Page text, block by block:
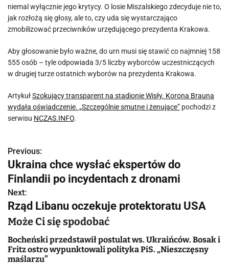
niemal wyłącznie jego krytycy. O losie Miszalskiego zdecyduje nie to,
jak rozłożą się głosy, ale to, czy uda się wystarczająco
zmobilizować przeciwników urzędującego prezydenta Krakowa.
Aby głosowanie było ważne, do urn musi się stawić co najmniej 158
555 osób – tyle odpowiada 3/5 liczby wyborców uczestniczących
w drugiej turze ostatnich wyborów na prezydenta Krakowa.
ArtykułSzokujący transparent na stadionie Wisły. Korona Brauna
wydała oświadczenie. „Szczególnie smutne i żenujące” pochodzi z
serwisu NCZAS.INFO.
N
a
w
i
a
Previous:
Ukraina chce wysłać ekspertów do
Finlandii po incydentach z dronami
Next:
Rząd Libanu oczekuje protektoratu USA
Może Ci się spodobać
Bocheński przedstawił postulat ws. Ukraińców. Bosak i
Fritz ostro wypunktowali polityka PiS. „Nieszczęsny
maślarzu”